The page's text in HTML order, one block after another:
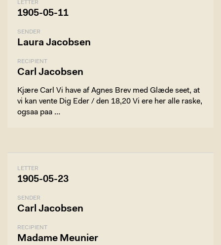
LETTER
1905-05-11
SENDER
Laura Jacobsen
RECIPIENT
Carl Jacobsen
Kjære Carl Vi have af Agnes Brev med Glæde seet, at
vi kan vente Dig Eder / den 18,20 Vi ere her alle raske,
ogsaa paa …
LETTER
1905-05-23
SENDER
Carl Jacobsen
RECIPIENT
Madame Meunier